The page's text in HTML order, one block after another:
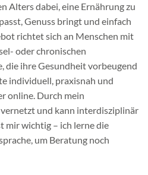
Alters dabei, eine Ernährung zu
Genuss bringt und einfach
richtet sich an Menschen mit
oder chronischen
die ihre Gesundheit vorbeugend
individuell, praxisnah und
online. Durch mein
und kann interdisziplinär
mir wichtig – ich lerne die
um Beratung noch